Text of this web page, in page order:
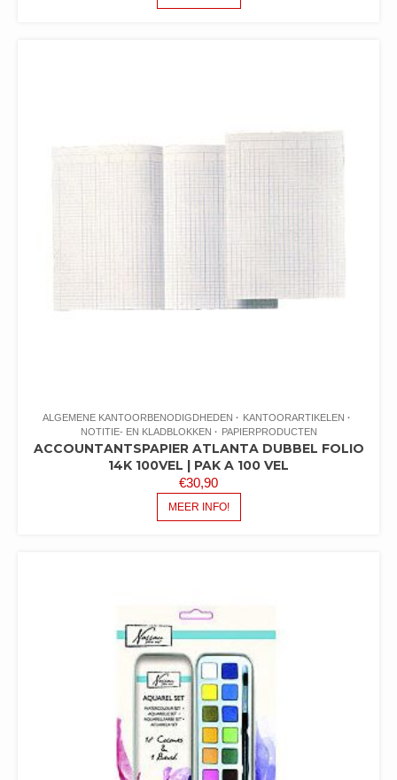
ALGEMENE KANTOORBENODIGDHEDEN
KANTOORARTIKELEN
NOTITIE- EN KLADBLOKKEN
PAPIERPRODUCTEN
ACCOUNTANTSPAPIER ATLANTA DUBBEL FOLIO
14K 100VEL | PAK A 100 VEL
€30,90
MEER INFO!